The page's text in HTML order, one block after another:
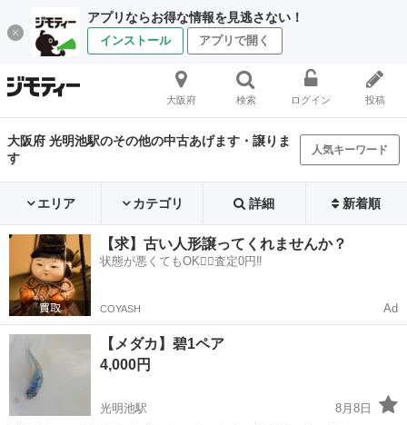
アプリならお得な情報を見逃さない！
インストール アプリで開く
大阪府 検索 ログイン 投稿
大阪府 光明池駅のその他の中古あげます・譲りま
す
人気キーワード
エリア カテゴリ 詳細 新着順
【求】古い人形譲ってくれませんか？
状態が悪くてもOK🙆‍♀️査定0円‼️
COYASH Ad
【メダカ】碧1ペア
4,000円
光明池駅
8月8日